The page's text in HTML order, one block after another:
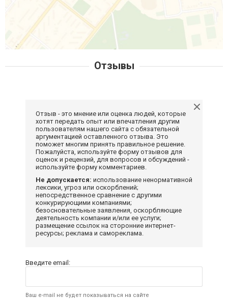
Отзывы
Отзыв - это мнение или оценка людей, которые
хотят передать опыт или впечатления другим
пользователям нашего сайта с обязательной
аргументацией оставленного отзыва. Это
поможет многим принять правильное решение.
Пожалуйста, используйте форму отзывов для
оценок и рецензий, для вопросов и обсуждений -
используйте форму комментариев.
Не допускается: использование ненормативной
лексики, угроз или оскорблений;
непосредственное сравнение с другими
конкурирующими компаниями;
безосновательные заявления, оскорбляющие
деятельность компании и/или ее услуги;
размещение ссылок на сторонние интернет-
ресурсы; реклама и самореклама.
Введите email:
Ваш e-mail не будет показываться на сайте